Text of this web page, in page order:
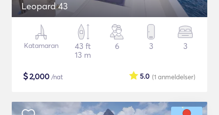
Leopard 43
Katamaran
43 ft
13 m
6 3 3
$2,000 /nat (1 anmeldelser)
5.0